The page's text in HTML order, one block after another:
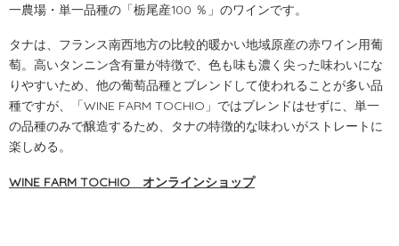
一農場・単一品種の「栃尾産100 ％」のワインです。
タナは、フランス南西地方の比較的暖かい地域原産の赤ワイン用葡
萄。 高いタンニン含有量が特徴で、色も味も濃く尖った味わいにな
りやすいため、他の葡萄品種とブレンドして使われることが多い品
種ですが、「WINE FARM TOCHIO」ではブレンドはせずに、単一
の品種のみで醸造するため、タナの特徴的な味わいがストレートに
楽しめる。
WINE FARM TOCHIO オンラインショップ